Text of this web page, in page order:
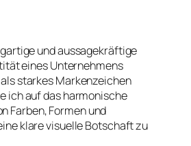
und aussagekräftige
eines Unternehmens
starkes Markenzeichen
ich auf das harmonische
Farben, Formen und
klare visuelle Botschaft zu